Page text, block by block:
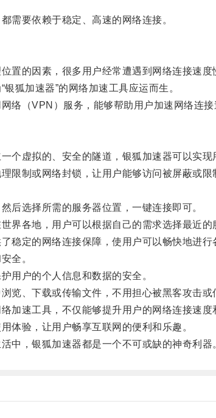
要依赖于稳定、高速的网络连接。
的因素，很多用户经常遭遇到网络连接速度
狐加速器”的网络加速工具应运而生。
（VPN）服务，能够帮助用户加速网络连接
虚拟的、安全的隧道，银狐加速器可以实现
制或网络封锁，让用户能够访问被屏蔽或限
选择所需的服务器位置，一键连接即可。
各地，用户可以根据自己的需求选择最近的
定的网络连接保障，使用户可以畅快地进行
全。
户的个人信息和数据的安全。
、下载或传输文件，不用担心被黑客攻击或
速工具，不仅能够提升用户的网络连接速度
验，让用户畅享互联网的便利和乐趣。
，银狐加速器都是一个不可或缺的神奇利器